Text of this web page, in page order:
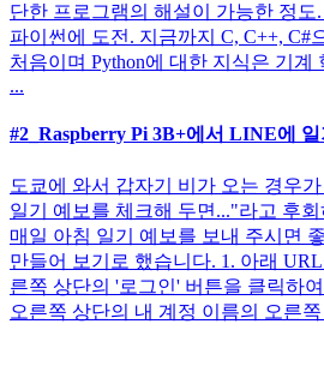
단한 프로그램의 해설이 가능한 정도
파이썬에 도전. 지금까지 C, C++, C#
처음이며 Python에 대한 지식은 기계
...
#2_Raspberry Pi 3B+에서 LINE에 일
도쿄에 와서 갑자기 비가 오는 경우
일기 예보를 체크해 두면..."라고 후
매일 아침 일기 예보를 보내 주시면
만들어 보기로 했습니다. 1. 아래
른쪽 상단의 '로그인' 버튼을 클릭하
오른쪽 상단의 내 계정 이름의 오른